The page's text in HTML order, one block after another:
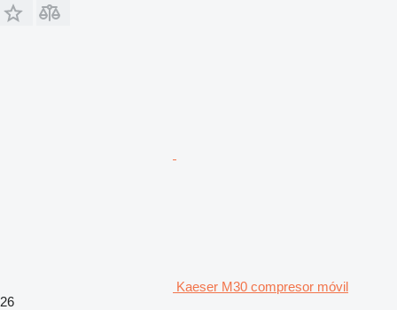
Kaeser M30 compresor móvil
26